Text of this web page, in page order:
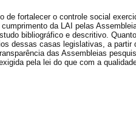
fortalecer o controle social
da LAI pelas
bibliográfico e descritivo.
dessas casas legislativas, a partir
das Assembleias
pela lei do que com a